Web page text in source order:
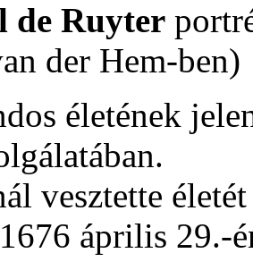
de Ruyter
der Hem-ben)
életének
vesztette
1676 április